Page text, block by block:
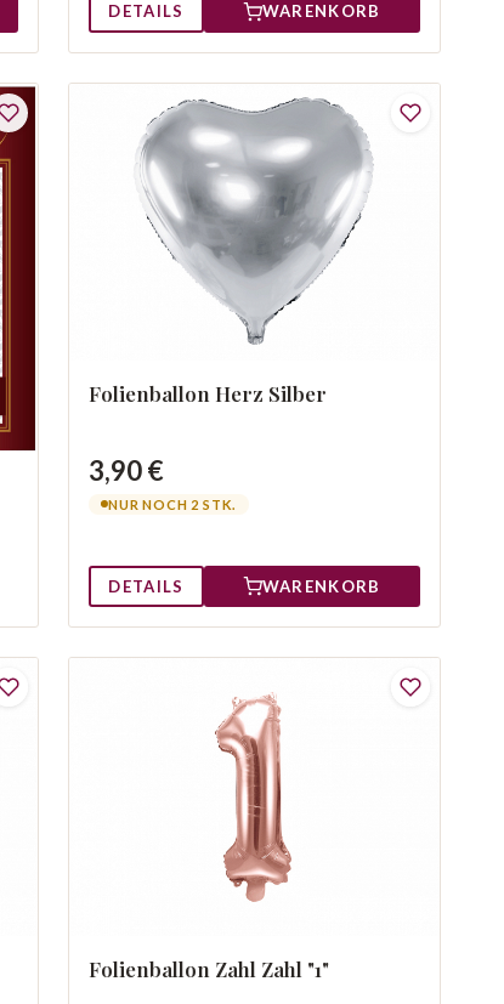
DETAILS WARENKORB
Folienballon Herz Silber
3,90 €
NUR NOCH 2 STK.
DETAILS WARENKORB
Folienballon Zahl Zahl "1"